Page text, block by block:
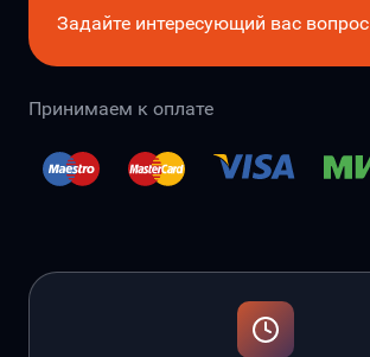
Задайте интересующий вас вопрос
Принимаем к оплате